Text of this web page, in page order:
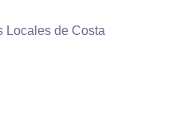
Locales de Costa